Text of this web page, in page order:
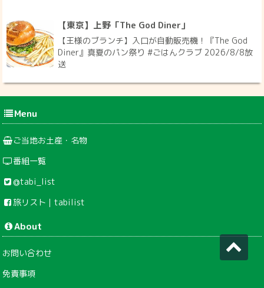
【東京】上野「The God Diner」
【王様のブランチ】入口が自動販売機！『The God
Diner』真夏のパン祭り #ごはんクラブ 2026/8/8放
送
Menu
ご当地お土産・名物
番組一覧
@tabi_list
旅リスト｜tabilist
About
お問い合わせ
免責事項